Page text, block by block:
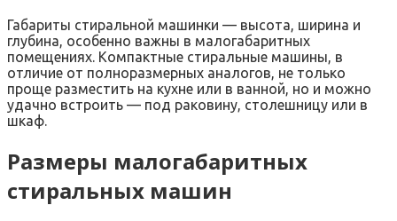
Габариты стиральной машинки — высота, ширина и
глубина, особенно важны в малогабаритных
помещениях. Компактные стиральные машины, в
отличие от полноразмерных аналогов, не только
проще разместить на кухне или в ванной, но и можно
удачно встроить — под раковину, столешницу или в
шкаф.
Размеры малогабаритных
стиральных машин